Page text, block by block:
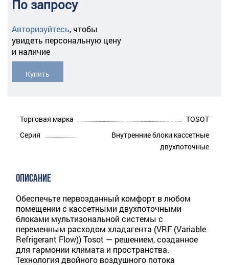
По запросу
Авторизуйтесь, чтобы
увидеть персональную цену
и наличие
Купить
Торговая марка
TOSOT
Серия
Внутренние блоки кассетные
двухпоточные
ОПИСАНИЕ
Обеспечьте первозданный комфорт в любом
помещении с кассетными двухпоточными
блоками мультизональной системы с
переменным расходом хладагента (VRF (Variable
Refrigerant Flow)) Tosot — решением, созданное
для гармонии климата и пространства.
Технология двойного воздушного потока